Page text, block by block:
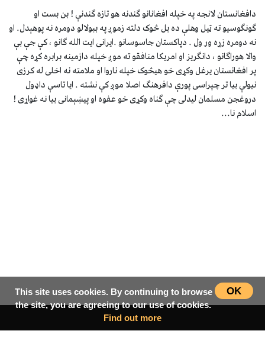
دافغانستان لانجه په خپله افغانانو ګندنه هو تازه ګندنې ! بن بست او
ګونګوسیو ته ټیل وهلې ده بل څوک دلته زموږ په ببولالو دومره نه پوهېدل. او
نه دومره زړه ور ول . دپاکستان جاسوسانو .ایرانی ایت الله ګانو ، کې جې بې
والا هوراګانو ، دانګریز او امریکا منافقو ته موږ خپله دازمینه برابره کړه چې
پر افغانستان یرغل وکړی خو هیڅوک خپله ناروا او ملامته نه اخلی له کرزی
نیولې بیا تر چپراسی پورې دافرهنګ اصلا موږ کې نشته . ایا تاسې داډول
دروغجن مسلمان لیدلی چې ګناه وکړی خو عفوه او پیښېمانی بیا نه غواړی !
اسلام نا...
OK
This site uses cookies. By continuing to browse
the site, you are agreeing to our use of cookies.
Find out more